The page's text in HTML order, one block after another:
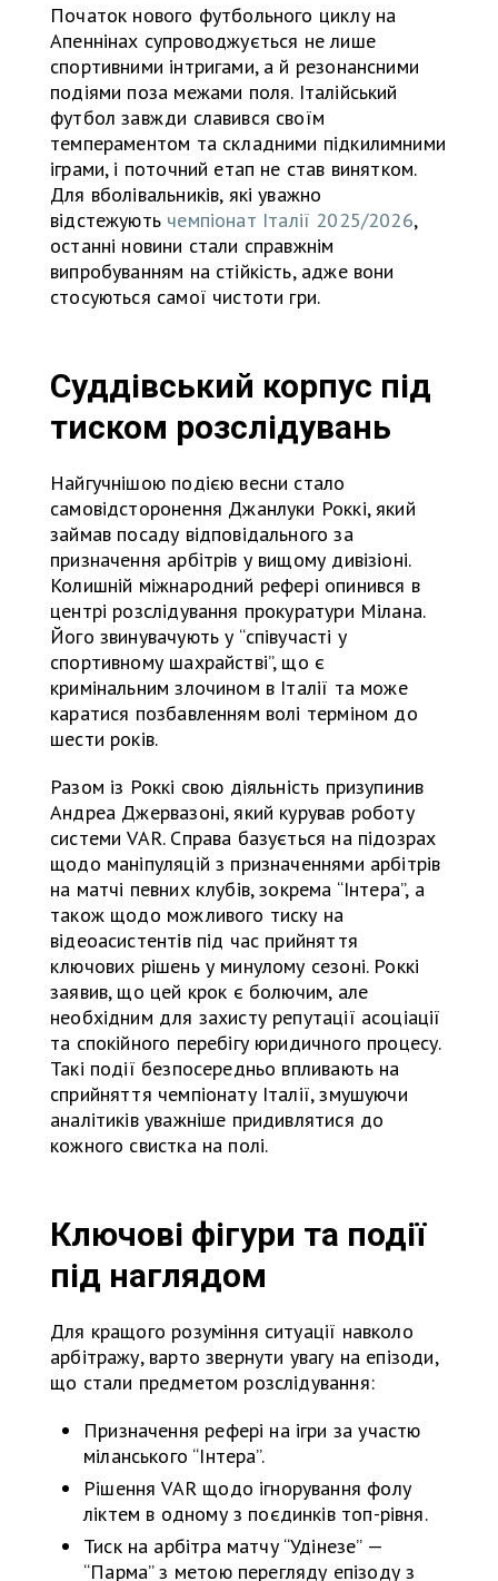
Початок нового футбольного циклу на
Апеннінах супроводжується не лише
спортивними інтригами, а й резонансними
подіями поза межами поля. Італійський
футбол завжди славився своїм
темпераментом та складними підкилимними
іграми, і поточний етап не став винятком.
Для вболівальників, які уважно
відстежуютьчемпіонат Італії 2025/2026,
останні новини стали справжнім
випробуванням на стійкість, адже вони
стосуються самої чистоти гри.
Суддівський корпус під
тиском розслідувань
Найгучнішою подією весни стало
самовідсторонення Джанлуки Роккі, який
займав посаду відповідального за
призначення арбітрів у вищому дивізіоні.
Колишній міжнародний рефері опинився в
центрі розслідування прокуратури Мілана.
Його звинувачують у “співучасті у
спортивному шахрайстві”, що є
кримінальним злочином в Італії та може
каратися позбавленням волі терміном до
шести років.
Разом із Роккі свою діяльність призупинив
Андреа Джервазоні, який курував роботу
системи VAR. Справа базується на підозрах
щодо маніпуляцій з призначеннями арбітрів
на матчі певних клубів, зокрема “Інтера”, а
також щодо можливого тиску на
відеоасистентів під час прийняття
ключових рішень у минулому сезоні. Роккі
заявив, що цей крок є болючим, але
необхідним для захисту репутації асоціації
та спокійного перебігу юридичного процесу.
Такі події безпосередньо впливають на
сприйняття чемпіонату Італії, змушуючи
аналітиків уважніше придивлятися до
кожного свистка на полі.
Ключові фігури та події
під наглядом
Для кращого розуміння ситуації навколо
арбітражу, варто звернути увагу на епізоди,
що стали предметом розслідування:
Призначення рефері на ігри за участю
міланського “Інтера”.
Рішення VAR щодо ігнорування фолу
ліктем в одному з поєдинків топ-рівня.
Тиск на арбітра матчу “Удінезе” —
“Парма” з метою перегляду епізоду з